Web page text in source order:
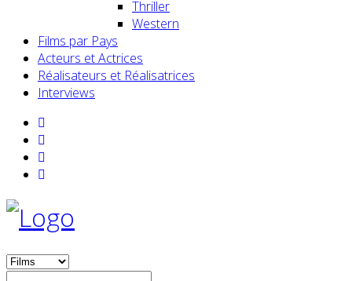
Thriller
Western
Films par Pays
Acteurs et Actrices
Réalisateurs et Réalisatrices
Interviews